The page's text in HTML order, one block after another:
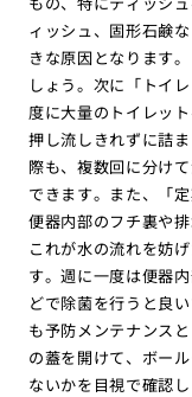
ィッシュ、固形石鹸
きな原因となります
しょう。次に「トイ
度に大量のトイレッ
押し流しきれずに詰
際も、複数回に分け
できます。また、「
便器内部のフチ裏や
これが水の流れを妨
す。週に一度は便器
どで除菌を行うと良
も予防メンテナンス
の蓋を開けて、ボー
ないかを目視で確認